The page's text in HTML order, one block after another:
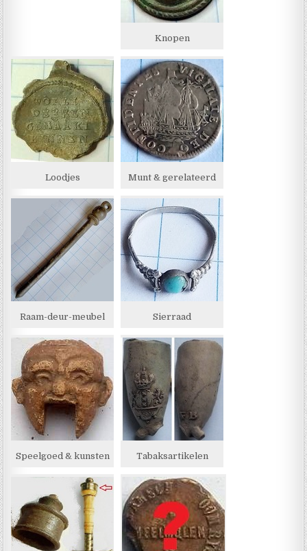
Knopen
Loodjes Munt & gerelateerd
Raam-deur-meubel Sierraad
Speelgoed & kunsten Tabaksartikelen